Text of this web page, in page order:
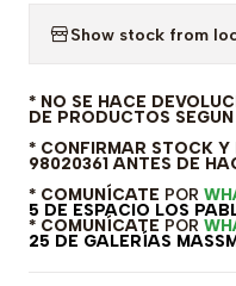
Show stock from
* NO SE HACE
DE PRODUCTOS
* CONFIRMAR STOCK
98020361 ANTES DE
* COMUNÍCATE POR
5 DE ESPACIO LOS
* COMUNÍCATE POR
25 DE GALERÍAS